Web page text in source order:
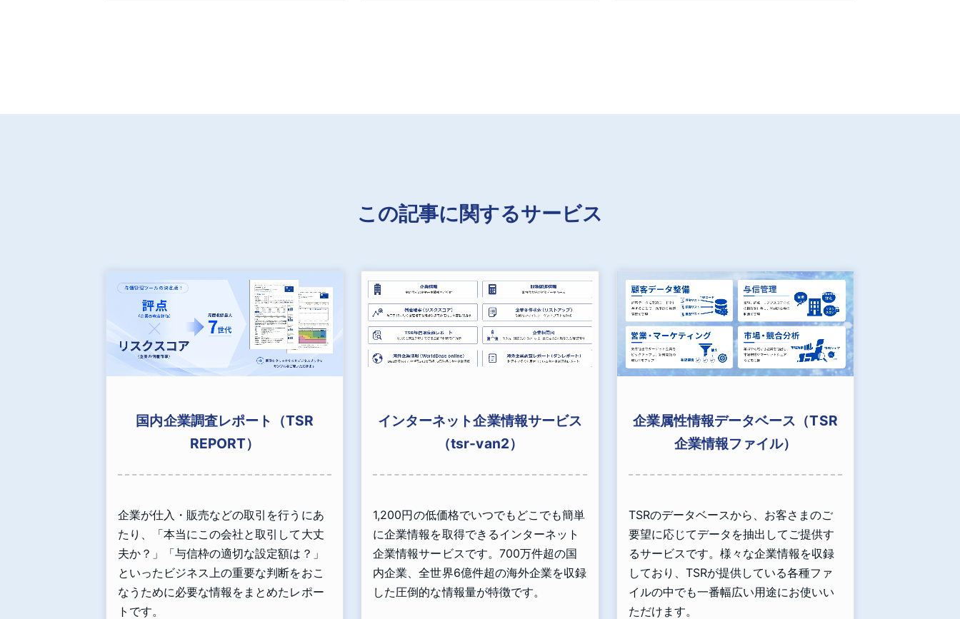
この記事に関するサービス
国内企業調査レポート（TSR
REPORT）
企業が仕入・販売などの取引を行うにあ
たり、「本当にこの会社と取引して大丈
夫か？」「与信枠の適切な設定額は？」
といったビジネス上の重要な判断をおこ
なうために必要な情報をまとめたレポー
トです。
インターネット企業情報サービス
（tsr-van2）
1,200円の低価格でいつでもどこでも簡単
に企業情報を取得できるインターネット
企業情報サービスです。700万件超の国
内企業、全世界6億件超の海外企業を収録
した圧倒的な情報量が特徴です。
企業属性情報データベース（TSR
企業情報ファイル）
TSRのデータベースから、お客さまのご
要望に応じてデータを抽出してご提供す
るサービスです。様々な企業情報を収録
しており、TSRが提供している各種ファ
イルの中でも一番幅広い用途にお使いい
ただけます。